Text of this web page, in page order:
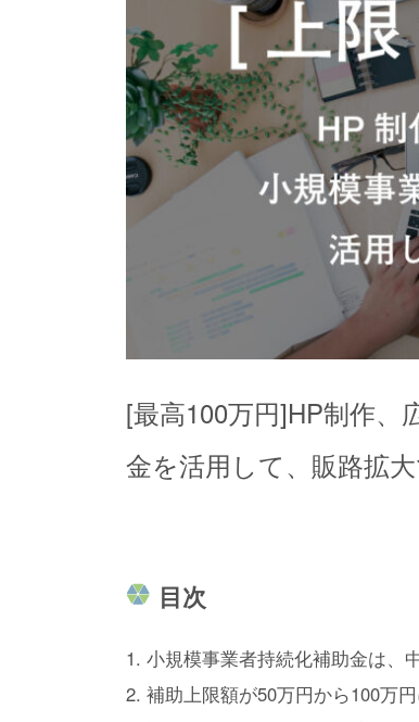
[最高100万円]HP制作、
金を活用して、販路拡
目次
1. 小規模事業者持続化補助金は、
2. 補助上限額が50万円から100万